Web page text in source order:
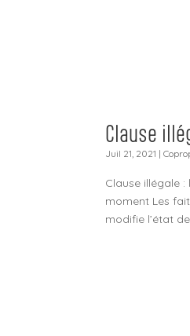
Clause
Juil 21, 2021 |
Clause illégale
moment Les
modifie l’état